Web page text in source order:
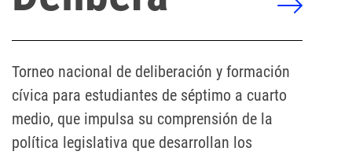
Torneo nacional de deliberación y formación
cívica para estudiantes de séptimo a cuarto
medio, que impulsa su comprensión de la
política legislativa que desarrollan los